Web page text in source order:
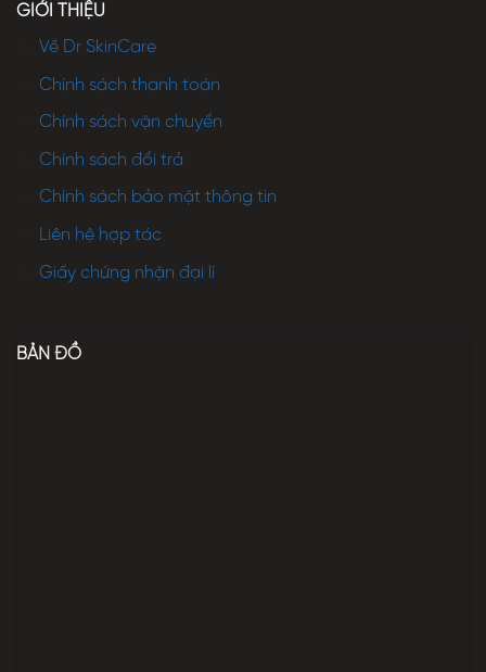
GIỚI THIỆU
Về Dr SkinCare
Chính sách thanh toán
Chính sách vận chuyển
Chính sách đổi trả
Chính sách bảo mật thông tin
Liên hệ hợp tác
Giấy chứng nhận đại lí
BẢN ĐỒ